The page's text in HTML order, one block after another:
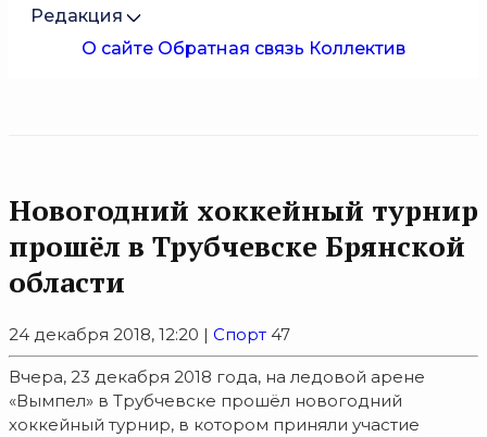
Редакция
О сайте Обратная связь Коллектив
Новогодний хоккейный турнир
прошёл в Трубчевске Брянской
области
24 декабря 2018, 12:20 | Спорт 47
Вчера, 23 декабря 2018 года, на ледовой арене
«Вымпел» в Трубчевске прошёл новогодний
хоккейный турнир, в котором приняли участие